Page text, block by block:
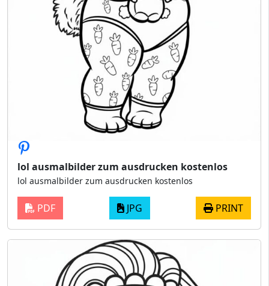
lol ausmalbilder zum ausdrucken kostenlos
lol ausmalbilder zum ausdrucken kostenlos
PDF JPG PRINT